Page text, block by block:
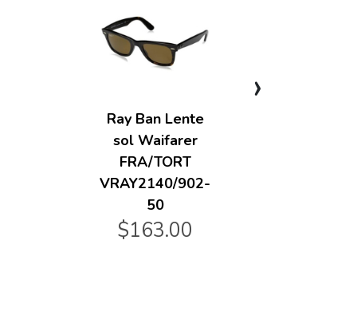
Ray Ban Lente
sol Waifarer
FRA/TORT
VRAY2140/902-
50
$163.00
›